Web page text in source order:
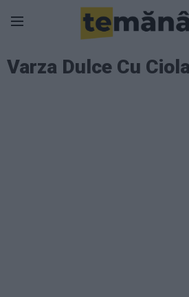
Varza Dulce Cu